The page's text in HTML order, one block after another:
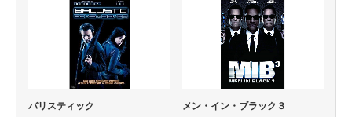
バリスティック メン・イン・ブラック３